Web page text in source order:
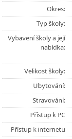
Okres:
Typ školy:
Vybavení školy a její
nabídka:
Velikost školy:
Ubytování:
Stravování:
Přístup k PC
Přístup k internetu